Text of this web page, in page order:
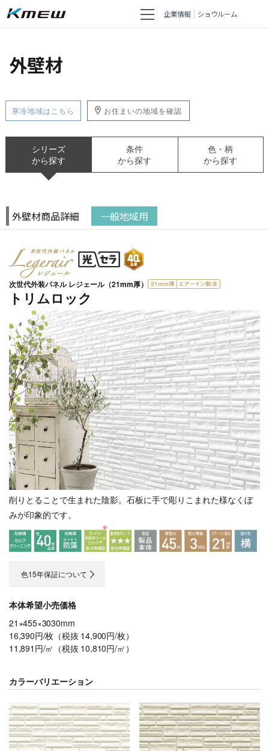
企業情報 ショウルーム
外壁材
寒冷地域はこちら お住まいの地域を確認
シリーズ
から探す
条件
から探す
色・柄
から探す
外壁材商品詳細 一般地域用
次世代外装パネル レジェール（21mm厚）
トリムロック
削りとることで生まれた陰影。石板に手で彫りこまれた様なくぼ
みが印象的です。
色15年保証について
本体希望小売価格
21×455×3030mm
16,390円/枚（税抜 14,900円/枚）
11,891円/㎡（税抜 10,810円/㎡）
カラーバリエーション